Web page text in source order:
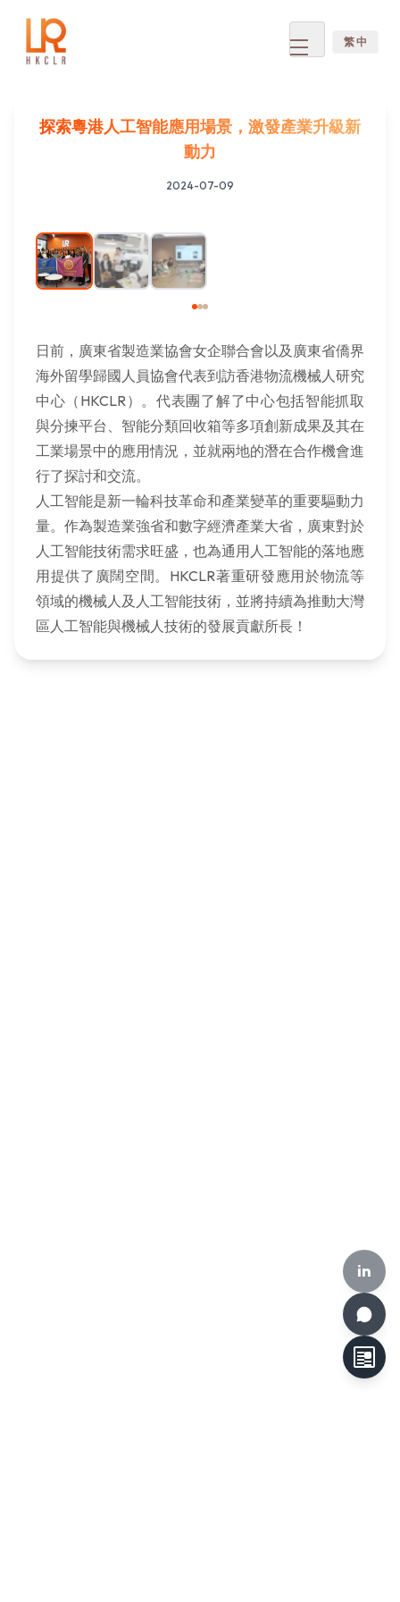
Open menu
繁 中
探索粵港人工智能應用場景，激發產業升級新
動力
2024-07-09
日前，廣東省製造業協會女企聯合會以及廣東省僑界
海外留學歸國人員協會代表到訪香港物流機械人研究
中心（HKCLR）。代表團了解了中心包括智能抓取
與分揀平台、智能分類回收箱等多項創新成果及其在
工業場景中的應用情況，並就兩地的潛在合作機會進
行了探討和交流。
人工智能是新一輪科技革命和產業變革的重要驅動力
量。作為製造業強省和數字經濟產業大省，廣東對於
人工智能技術需求旺盛，也為通用人工智能的落地應
用提供了廣闊空間。HKCLR著重研發應用於物流等
領域的機械人及人工智能技術，並將持續為推動大灣
區人工智能與機械人技術的發展貢獻所長！
in